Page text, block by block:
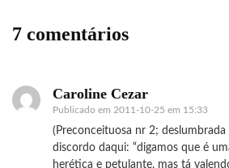
7 comentários
Caroline Cezar
Publicado em 2011-10-25 em 15:33
(Preconceituosa nr 2;
discordo daqui: “digamos que é
herética e petulante, mas tá